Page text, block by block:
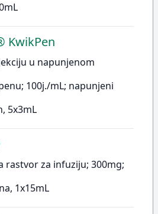
KwikPen
u napunjenom
100j./mL; napunjeni
5x3mL
rastvor za infuziju; 300mg;
1x15mL